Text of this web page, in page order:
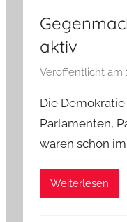
aktiv
Veröffentlicht am
Die
Parlamenten,
waren schon
Weiterlesen